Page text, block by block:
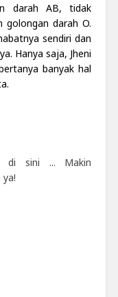
darah AB, tidak
golongan darah O.
sendiri dan
Hanya saja, Jheni
banyak hal
di sini ... Makin